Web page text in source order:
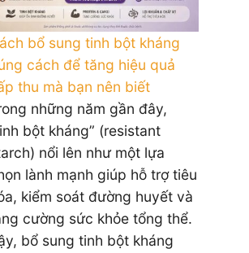
bổ sung tinh bột kháng
cách để tăng hiệu quả
thu mà bạn nên biết
những năm gần đây,
bột kháng” (resistant
nổi lên như một lựa
lành mạnh giúp hỗ trợ tiêu
kiểm soát đường huyết và
cường sức khỏe tổng thể.
bổ sung tinh bột kháng